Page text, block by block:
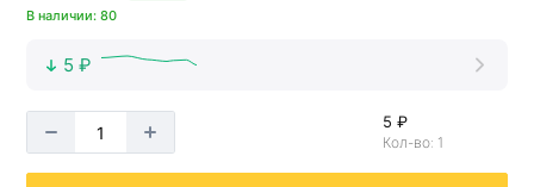
В наличии: 80
5 ₽
5 ₽
Кол-во: 1